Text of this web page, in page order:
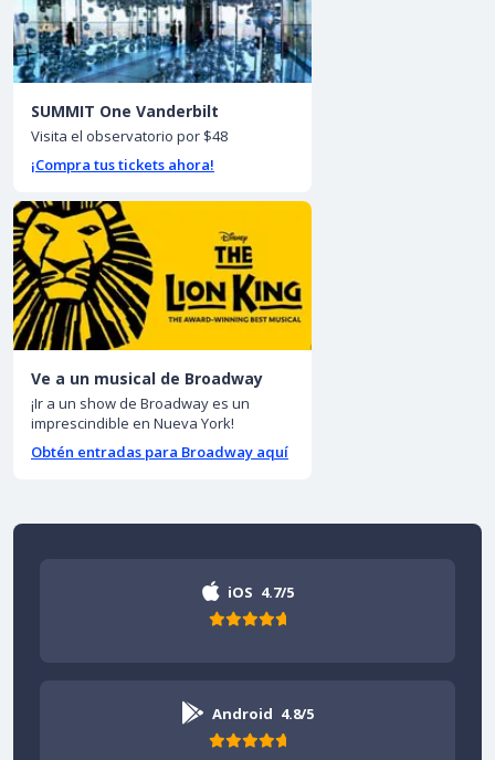
SUMMIT One Vanderbilt
Visita el observatorio por $48
¡Compra tus tickets ahora!
Ve a un musical de Broadway
¡Ir a un show de Broadway es un
imprescindible en Nueva York!
Obtén entradas para Broadway aquí
iOS 4.7/5
Android 4.8/5